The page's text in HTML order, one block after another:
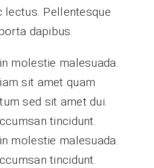
lectus. Pellentesque
dapibus.
molestie malesuada.
sit amet quam
sed sit amet dui.
tincidunt.
molestie malesuada.
tincidunt.